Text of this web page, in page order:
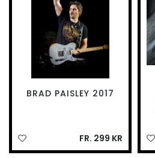
BRAD PAISLEY 2017
FR. 299 KR